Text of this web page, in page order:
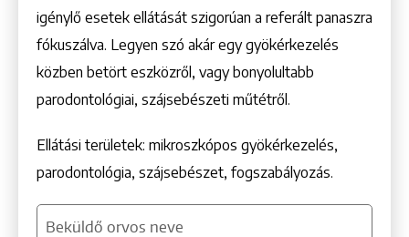
igénylő esetek ellátását szigorúan a referált panaszra
fókuszálva. Legyen szó akár egy gyökérkezelés
közben betört eszközről, vagy bonyolultabb
parodontológiai, szájsebészeti műtétről.
Ellátási területek: mikroszkópos gyökérkezelés,
parodontológia, szájsebészet, fogszabályozás.
Beküldő orvos neve